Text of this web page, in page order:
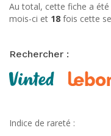
Au total, cette fiche a
mois-ci et 18 fois cette
Rechercher :
Indice de rareté :